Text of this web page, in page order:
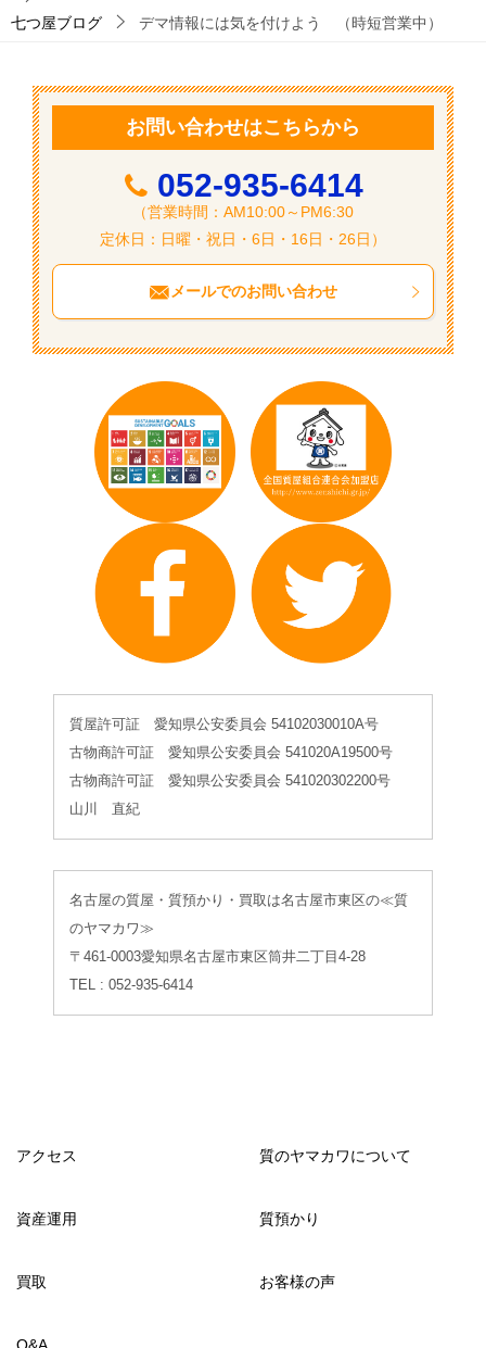
ー
七つ屋ブログ デマ情報には気を付けよう （時短営業中）
お問い合わせはこちらから
052-935-6414
（営業時間：AM10:00～PM6:30
定休日：日曜・祝日・6日・16日・26日）
メールでのお問い合わせ
質屋許可証 愛知県公安委員会 54102030010A号
古物商許可証 愛知県公安委員会 541020A19500号
古物商許可証 愛知県公安委員会 541020302200号
山川 直紀
名古屋の質屋・質預かり・買取は名古屋市東区の≪質
のヤマカワ≫
〒461-0003愛知県名古屋市東区筒井二丁目4-28
TEL : 052-935-6414
アクセス 質のヤマカワについて
資産運用 質預かり
買取 お客様の声